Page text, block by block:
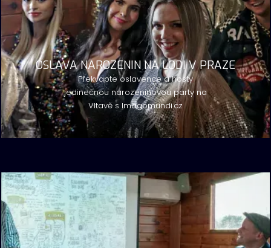
OSLAVA NAROZENIN NA LODI V PRAZE
Překvapte oslavence a hosty
jedinečnou narozeninovou party na
Vltavě s Imagomundi.cz